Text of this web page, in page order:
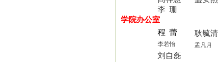
李 珊
学院办公室
程 蕾
耿毓清
李若怡 孟凡月
刘自磊